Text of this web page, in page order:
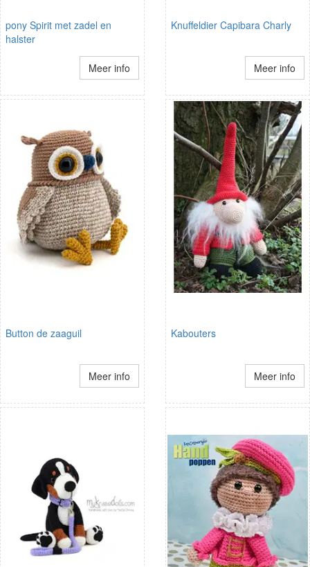
pony Spirit met zadel en
halster
Meer info
Knuffeldier Capibara Charly
Meer info
Button de zaaguil
Meer info
Kabouters
Meer info